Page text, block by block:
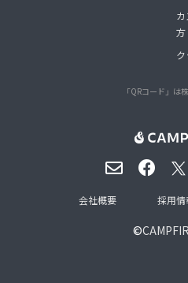
方
「QRコード」は
©
会社概要 採用情